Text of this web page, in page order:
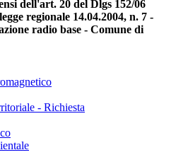
dell'art. 20 del Dlgs 152/06
regionale 14.04.2004, n. 7 -
radio base - Comune di
- Richiesta